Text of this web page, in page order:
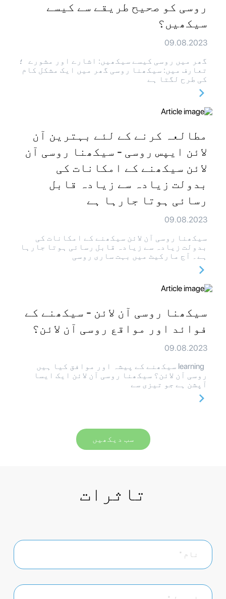
روسی کو صحیح طریقے سے کیسے
سیکھیں؟
09.08.2023
گھر میں روسی کیسے سیکھیں: اشارے اور مشورے ؛
تعارف میں: سیکھنا روسی گھر میں ایک مشکل کام
کی طرح لگتا ہے
مطالعہ کرنے کے لئے بہترین آن
لائن ایپس روسی - سیکھنا روسی آن
لائن سیکھنے کے امکانات کی
بدولت زیادہ سے زیادہ قابل
رسائی ہوتا جارہا ہے
09.08.2023
سیکھنا روسی آن لائن سیکھنے کے امکانات کی
بدولت زیادہ سے زیادہ قابل رسائی ہوتا جارہا
ہے۔ آج مارکیٹ میں بہت ساری روسی
سیکھنا روسی آن لائن - سیکھنے کے
فوائد اور مواقع روسی آن لائن؟
09.08.2023
learning سیکھنے کے پیشہ اور موافق کیا ہیں
روسی آن لائن؟ سیکھنا روسی آن لائن ایک ایسا
آپشن ہے جو تیزی سے
سب دیکھیں
تاثرات